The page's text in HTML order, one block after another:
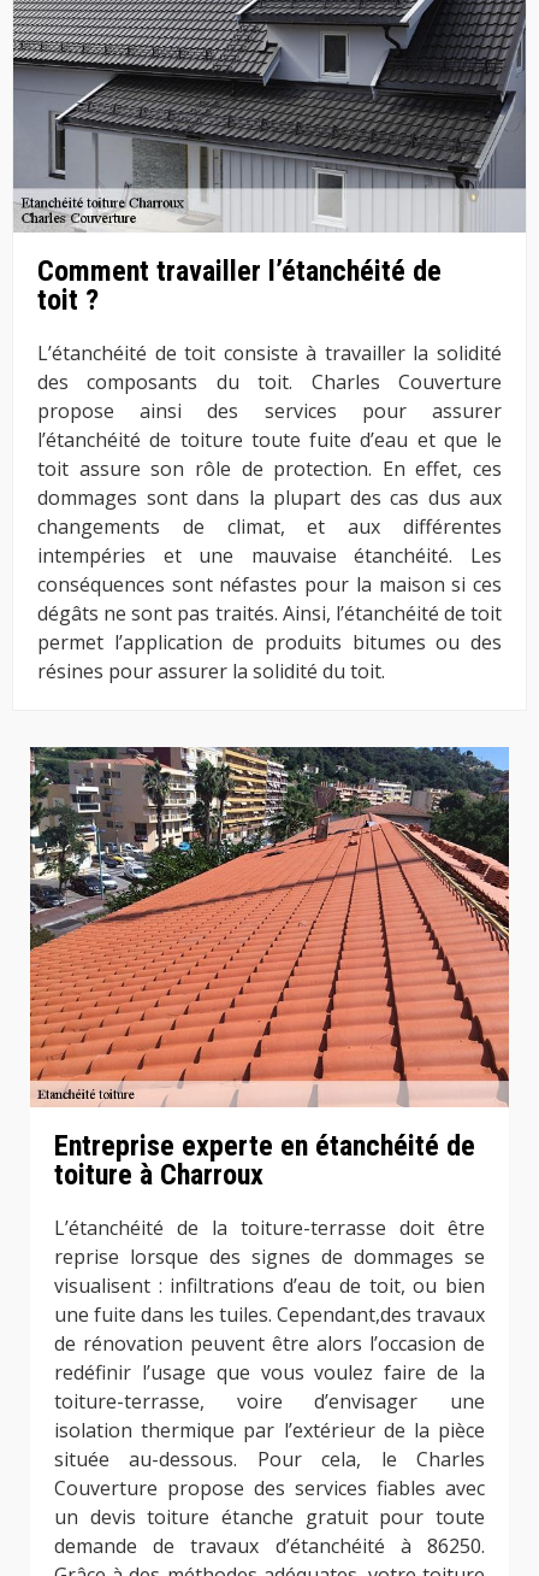
Comment travailler l’étanchéité de
toit ?
L’étanchéité de toit consiste à travailler la solidité
des composants du toit. Charles Couverture
propose ainsi des services pour assurer
l’étanchéité de toiture toute fuite d’eau et que le
toit assure son rôle de protection. En effet, ces
dommages sont dans la plupart des cas dus aux
changements de climat, et aux différentes
intempéries et une mauvaise étanchéité. Les
conséquences sont néfastes pour la maison si ces
dégâts ne sont pas traités. Ainsi, l’étanchéité de toit
permet l’application de produits bitumes ou des
résines pour assurer la solidité du toit.
Entreprise experte en étanchéité de
toiture à Charroux
L’étanchéité de la toiture-terrasse doit être
reprise lorsque des signes de dommages se
visualisent : infiltrations d’eau de toit, ou bien
une fuite dans les tuiles. Cependant,des travaux
de rénovation peuvent être alors l’occasion de
redéfinir l’usage que vous voulez faire de la
toiture-terrasse, voire d’envisager une
isolation thermique par l’extérieur de la pièce
située au-dessous. Pour cela, le Charles
Couverture propose des services fiables avec
un devis toiture étanche gratuit pour toute
demande de travaux d’étanchéité à 86250.